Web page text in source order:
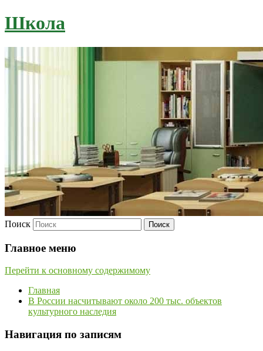
Школа
Поиск
Главное меню
Перейти к основному содержимому
Главная
В России насчитывают около 200 тыс. объектов
культурного наследия
Навигация по записям